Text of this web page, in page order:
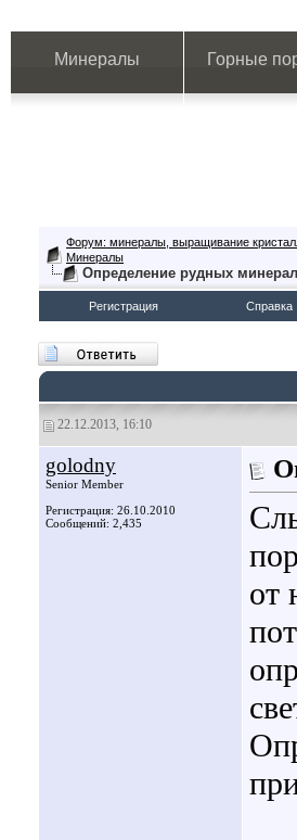
Минералы Горные
Форум: минералы, выращивание
Минералы
Определение рудных
Регистрация Справка
22.12.2013, 16:10
golodny
Senior Member
Регистрация: 26.10.2010
Сообщений: 2,435
от